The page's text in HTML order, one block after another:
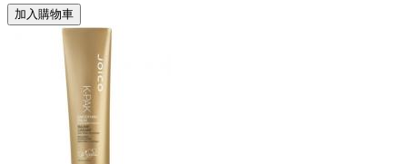
加入購物車